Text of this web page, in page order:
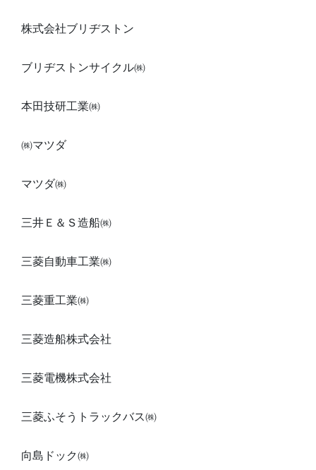
株式会社ブリヂストン
ブリヂストンサイクル㈱
本田技研工業㈱
㈱マツダ
マツダ㈱
三井Ｅ＆Ｓ造船㈱
三菱自動車工業㈱
三菱重工業㈱
三菱造船株式会社
三菱電機株式会社
三菱ふそうトラックバス㈱
向島ドック㈱